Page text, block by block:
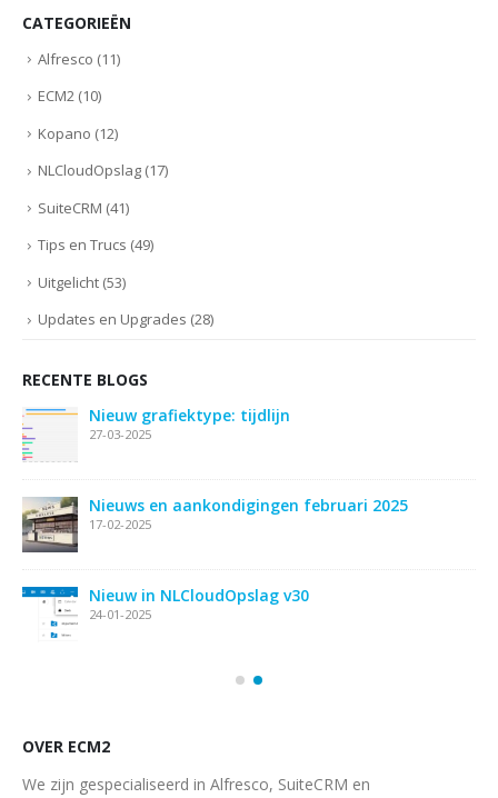
CATEGORIEËN
Alfresco (11)
ECM2 (10)
Kopano (12)
NLCloudOpslag (17)
SuiteCRM (41)
Tips en Trucs (49)
Uitgelicht (53)
Updates en Upgrades (28)
RECENTE BLOGS
Nieuw grafiektype: tijdlijn
27-03-2025
Nieuws en aankondigingen februari 2025
17-02-2025
Nieuw in NLCloudOpslag v30
24-01-2025
OVER ECM2
We zijn gespecialiseerd in Alfresco, SuiteCRM en